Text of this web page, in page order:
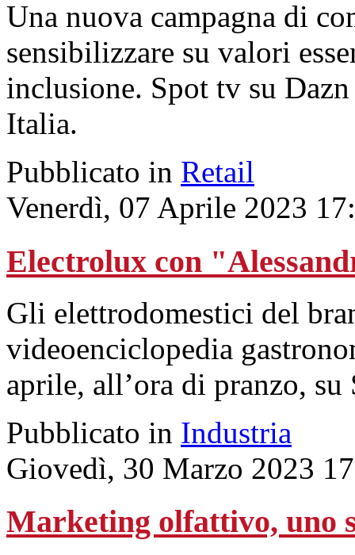
Una nuova campagna di
sensibilizzare su valori
inclusione. Spot tv su
Italia.
Pubblicato in Retail
Venerdì, 07 Aprile 2023
Electrolux con
Gli elettrodomestici del
videoenciclopedia
aprile, all’ora di pranzo,
Pubblicato in Industria
Giovedì, 30 Marzo 2023
Marketing olfattivo, uno